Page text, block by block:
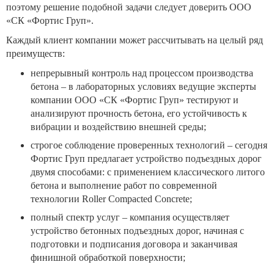
поэтому решение подобной задачи следует доверить ООО
«СК «Фортис Груп».
Каждый клиент компании может рассчитывать на целый ряд
преимуществ:
непрерывный контроль над процессом производства
бетона – в лабораторных условиях ведущие эксперты
компании ООО «СК «Фортис Груп» тестируют и
анализируют прочность бетона, его устойчивость к
вибрации и воздействию внешней среды;
строгое соблюдение проверенных технологий – сегодня
Фортис Груп предлагает устройство подъездных дорог
двумя способами: с применением классического литого
бетона и выполнение работ по современной
технологии Roller Compacted Concrete;
полный спектр услуг – компания осуществляет
устройство бетонных подъездных дорог, начиная с
подготовки и подписания договора и заканчивая
финишной обработкой поверхности;